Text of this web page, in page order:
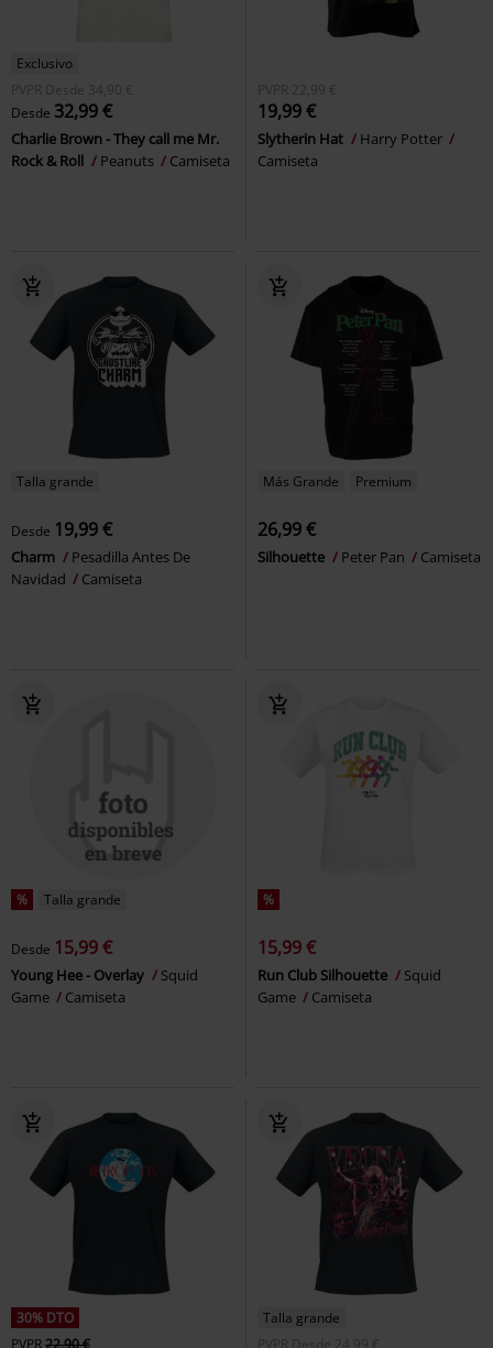
Exclusivo
PVPR
Desde 34,90 €
Desde 32,99 €
Charlie Brown - They call me Mr.
Rock & Roll
Peanuts Camiseta
PVPR 22,99 €
19,99 €
Slytherin Hat
Harry Potter
Camiseta
Talla grande
Desde 19,99 €
Charm
Pesadilla Antes De
Navidad
Camiseta
Más Grande Premium
26,99 €
Silhouette Peter Pan Camiseta
% Talla grande
Desde 15,99 €
Young Hee - Overlay
Squid
Game
Camiseta
%
15,99 €
Run Club Silhouette
Squid
Game
Camiseta
30% DTO
PVPR22,90 €
Talla grande
PVPR
Desde 24,99 €